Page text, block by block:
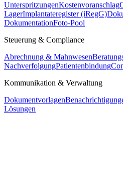
UnterspritzungenKostenvoranschlag
LagerImplantateregister (iRegG)
DokumentationFoto-Pool
Steuerung & Compliance
Abrechnung & Mahnwesen
NachverfolgungPatientenbindung
Kommunikation & Verwaltung
Dokumentvorlagen
Lösungen